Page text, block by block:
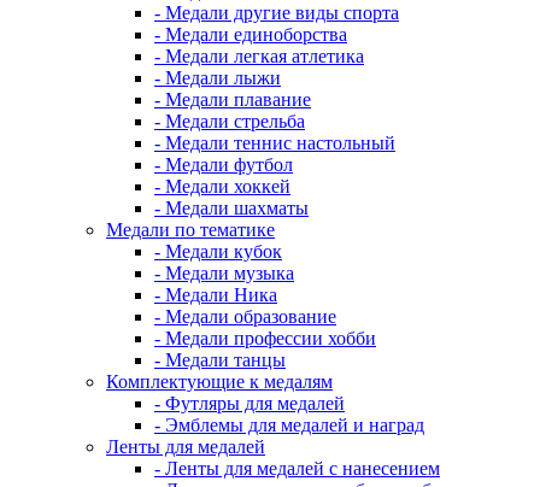
- Медали другие виды спорта
- Медали единоборства
- Медали легкая атлетика
- Медали лыжи
- Медали плавание
- Медали стрельба
- Медали теннис настольный
- Медали футбол
- Медали хоккей
- Медали шахматы
Медали по тематике
- Медали кубок
- Медали музыка
- Медали Ника
- Медали образование
- Медали профессии хобби
- Медали танцы
Комплектующие к медалям
- Футляры для медалей
- Эмблемы для медалей и наград
Ленты для медалей
- Ленты для медалей с нанесением